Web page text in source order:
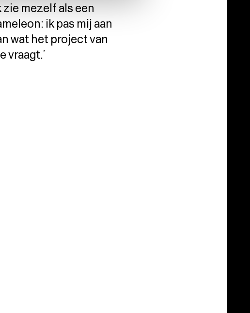
zie mezelf als een
ik pas mij aan
wat het project van
vraagt.’